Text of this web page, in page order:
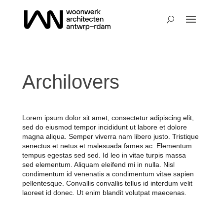
Archilovers
Lorem ipsum dolor sit amet, consectetur adipiscing elit,
sed do eiusmod tempor incididunt ut labore et dolore
magna aliqua. Semper viverra nam libero justo. Tristique
senectus et netus et malesuada fames ac. Elementum
tempus egestas sed sed. Id leo in vitae turpis massa
sed elementum. Aliquam eleifend mi in nulla. Nisl
condimentum id venenatis a condimentum vitae sapien
pellentesque. Convallis convallis tellus id interdum velit
laoreet id donec. Ut enim blandit volutpat maecenas.